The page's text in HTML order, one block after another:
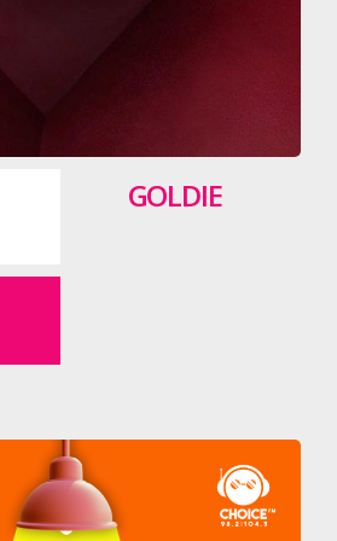
GOLDIE